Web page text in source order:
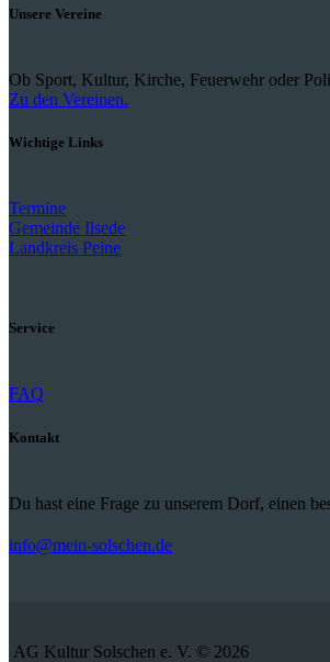
Unsere Vereine
Ob Sport, Kultur, Kirche, Feuerwehr oder
Zu den Vereinen.
Wichtige Links
Termine
Gemeinde Ilsede
Landkreis Peine
Service
FAQ
Kontakt
Du hast eine Frage zu unserem Dorf, einen
info@mein-solschen.de
AG Kultur Solschen e. V. © 2026